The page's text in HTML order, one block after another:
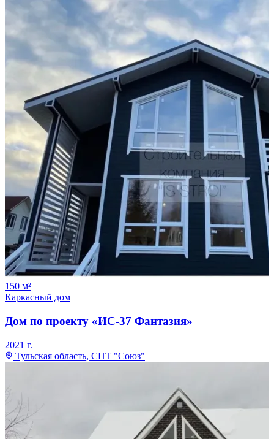
150 м²
Каркасный дом
Дом по проекту «ИС-37 Фантазия»
2021 г.
Тульская область, СНТ "Союз"